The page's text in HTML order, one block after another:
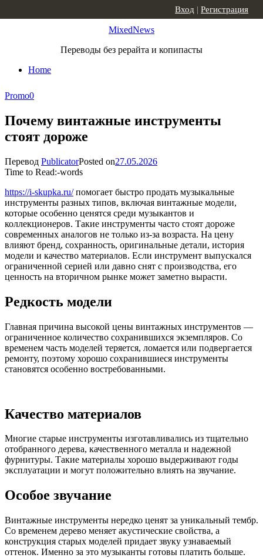
MixedNews
Переводы без рерайта и копипасты
Home
Вход | Регистрация
Promo0
Почему винтажные инструменты
стоят дороже
Перевод PublicatorPosted on27.05.2026
Time to Read:-words
https://i-skupka.ru/помогает быстро продать музыкальные
инструменты разных типов, включая винтажные модели,
которые особенно ценятся среди музыкантов и
коллекционеров. Такие инструменты часто стоят дороже
современных аналогов не только из-за возраста. На цену
влияют бренд, сохранность, оригинальные детали, история
модели и качество материалов. Если инструмент выпускался
ограниченной серией или давно снят с производства, его
ценность на вторичном рынке может заметно вырасти.
Редкость модели
Главная причина высокой цены винтажных инструментов —
ограниченное количество сохранившихся экземпляров. Со
временем часть моделей теряется, ломается или подвергается
ремонту, поэтому хорошо сохранившиеся инструменты
становятся особенно востребованными.
Качество материалов
Многие старые инструменты изготавливались из тщательно
отобранного дерева, качественного металла и надежной
фурнитуры. Такие материалы хорошо выдерживают годы
эксплуатации и могут положительно влиять на звучание.
Особое звучание
Винтажные инструменты нередко ценят за уникальный тембр.
Со временем дерево меняет акустические свойства, а
конструкция старых моделей придает звуку узнаваемый
оттенок. Именно за это музыканты готовы платить больше.